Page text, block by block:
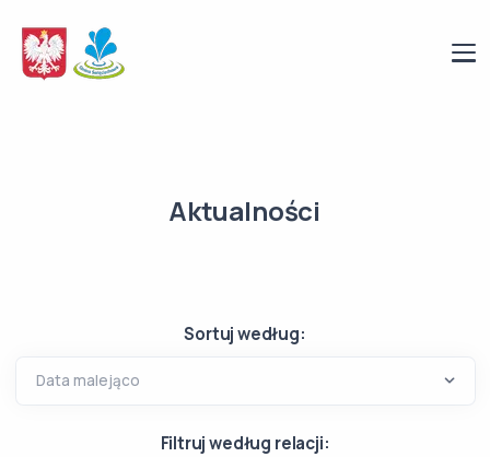
Aktualności
Sortuj według:
Filtruj według relacji: